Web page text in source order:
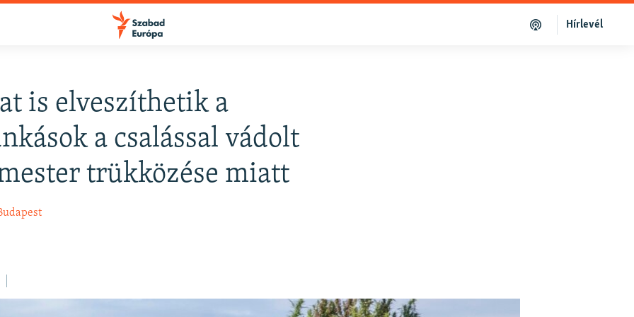
Hírlevél
is elveszíthetik a
a csalással vádolt
trükközése miatt
FELIRATKOZÁS
Apple Podcasts